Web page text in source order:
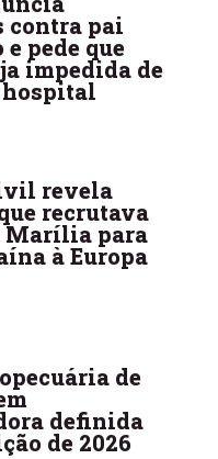
contra pai
pede que
impedida de
revela
recrutava
Marília para
à Europa
de
definida
de 2026